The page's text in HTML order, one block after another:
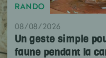
RANDO
08/08/2026
Un geste simple
faune pendant la